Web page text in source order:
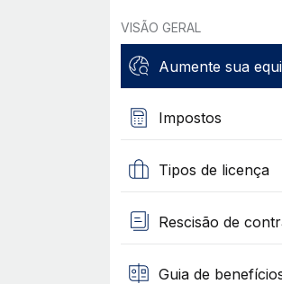
VISÃO GERAL
Aumente sua
Impostos
Tipos de licença
Rescisão de
Guia de